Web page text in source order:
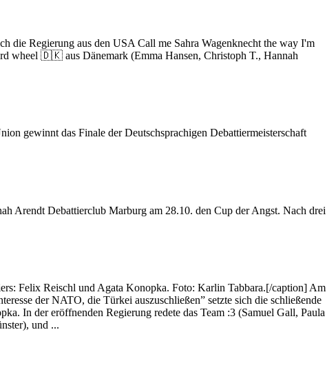
die Regierung aus den USA Call me Sahra Wagenknecht the way I'm
wheel 🇩🇰 aus Dänemark (Emma Hansen, Christoph T., Hannah
gewinnt das Finale der Deutschsprachigen Debattiermeisterschaft
Arendt Debattierclub Marburg am 28.10. den Cup der Angst. Nach drei
Felix Reischl und Agata Konopka. Foto: Karlin Tabbara.[/caption] Am
der NATO, die Türkei auszuschließen” setzte sich die schließende
In der eröffnenden Regierung redete das Team :3 (Samuel Gall, Paula
und ...